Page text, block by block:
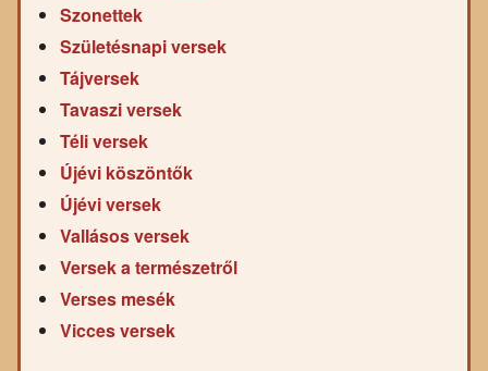
Szonettek
Születésnapi versek
Tájversek
Tavaszi versek
Téli versek
Újévi köszöntők
Újévi versek
Vallásos versek
Versek a természetről
Verses mesék
Vicces versek